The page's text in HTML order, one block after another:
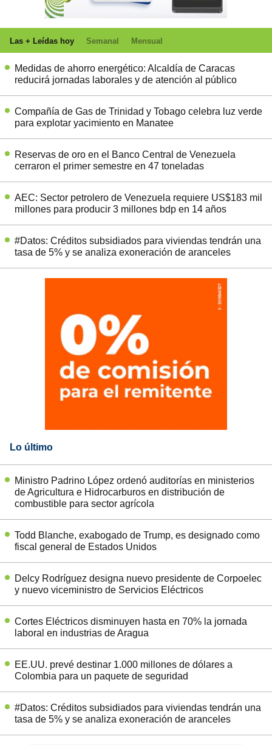
Las + Leídas hoy Semanal Mensual
Medidas de ahorro energético: Alcaldía de Caracas
reducirá jornadas laborales y de atención al público
Compañía de Gas de Trinidad y Tobago celebra luz verde
para explotar yacimiento en Manatee
Reservas de oro en el Banco Central de Venezuela
cerraron el primer semestre en 47 toneladas
AEC: Sector petrolero de Venezuela requiere US$183 mil
millones para producir 3 millones bdp en 14 años
#Datos: Créditos subsidiados para viviendas tendrán una
tasa de 5% y se analiza exoneración de aranceles
Lo último
Ministro Padrino López ordenó auditorías en ministerios
de Agricultura e Hidrocarburos en distribución de
combustible para sector agrícola
Todd Blanche, exabogado de Trump, es designado como
fiscal general de Estados Unidos
Delcy Rodríguez designa nuevo presidente de Corpoelec
y nuevo viceministro de Servicios Eléctricos
Cortes Eléctricos disminuyen hasta en 70% la jornada
laboral en industrias de Aragua
EE.UU. prevé destinar 1.000 millones de dólares a
Colombia para un paquete de seguridad
#Datos: Créditos subsidiados para viviendas tendrán una
tasa de 5% y se analiza exoneración de aranceles